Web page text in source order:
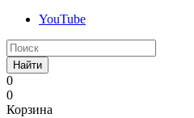
YouTube
Найти
0
0
Корзина